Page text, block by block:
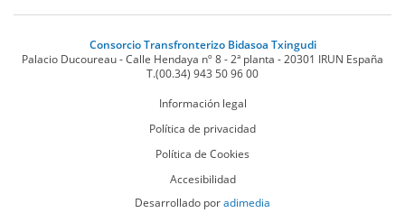
Consorcio Transfronterizo Bidasoa Txingudi
Palacio Ducoureau - Calle Hendaya nº 8 - 2ª planta -20301 IRUN España
T.(00.34) 943 50 96 00
Información legal
Política de privacidad
Política de Cookies
Accesibilidad
Desarrollado poradimedia